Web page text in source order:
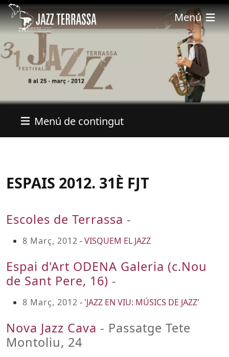
Vés al contingut
Menú
Menú de contingut
ESPAIS 2012. 31È FJT
Escoles de Terrassa -
8 Març, 2012 -VISQUEM EL JAZZ
Espai d'Art ODENA Galeria (c.Nou
de Sant Pere, 16) -
8 Març, 2012 - 'JAZZ EN VIU: MÚSICS DE JAZZ'
Nova Jazz Cava - Passatge Tete
Montoliu, 24